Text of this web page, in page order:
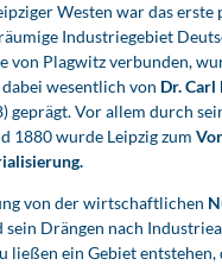
Westen war das erste
Industriegebiet
von Plagwitz verbunden,
wesentlich von Dr. Carl
geprägt. Vor allem durch
1880 wurde Leipzig zum
von der wirtschaftlichen
sein Drängen nach
ließen ein Gebiet entstehen,